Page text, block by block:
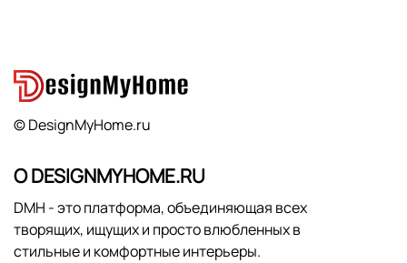
© DesignMyHome.ru
О DESIGNMYHOME.RU
DMH - это платформа, объединяющая всех
творящих, ищущих и просто влюбленных в
стильные и комфортные интерьеры.